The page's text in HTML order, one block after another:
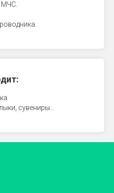
МЧС.
сувениры...